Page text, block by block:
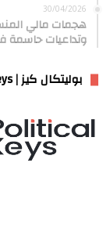
30/04/2026
هجمات مالي
وتداعيات حاسمة
بوليتكال كيز | Political Keys